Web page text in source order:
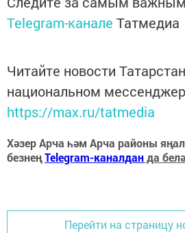
Telegram-канале Татмедиа
Читайте новости
национальном
https://max.ru/tatmedia
Хәзер Арча һәм Арча районы
безнеңTelegram-каналданда
Перейти на страницу